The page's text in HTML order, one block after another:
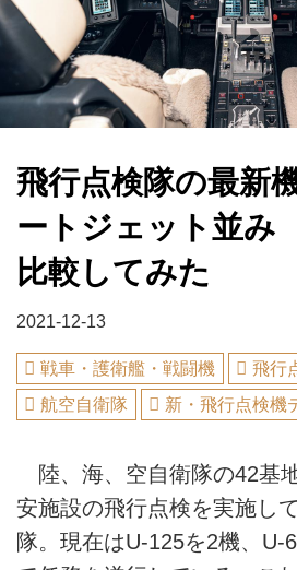
飛行点検隊の最新
ートジェット並
比較してみた
2021-12-13
戦車・護衛艦・戦闘機
飛行
航空自衛隊
新・飛行点検機
陸、海、空自衛隊の42基
安施設の飛行点検を実施し
隊。現在はU-125を2機、U-